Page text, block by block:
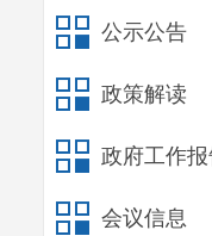
公示公告
政策解读
政府工作
会议信息